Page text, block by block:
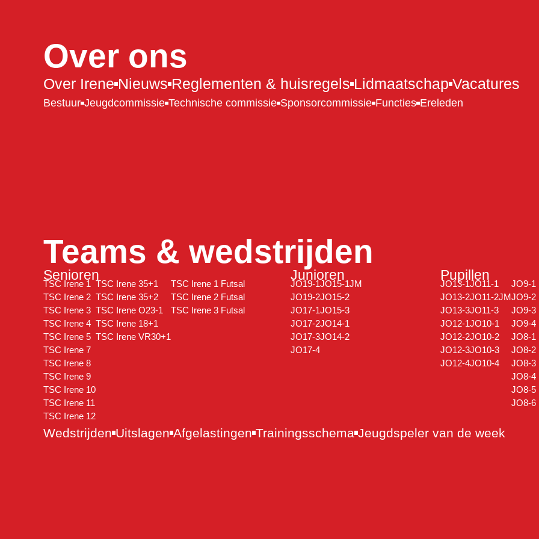
Over ons
Over Irene Nieuws Reglementen & huisregels Lidmaatschap Vacatures
Bestuur Jeugdcommissie Technische commissie Sponsorcommissie Functies Ereleden
Teams & wedstrijden
Senioren
TSC Irene 1
TSC Irene 2
TSC Irene 3
TSC Irene 4
TSC Irene 5
TSC Irene 7
TSC Irene 8
TSC Irene 9
TSC Irene 10
TSC Irene 11
TSC Irene 12
TSC Irene 35+1
TSC Irene 35+2
TSC Irene O23-1
TSC Irene 18+1
TSC Irene VR30+1
TSC Irene 1 Futsal
TSC Irene 2 Futsal
TSC Irene 3 Futsal
Junioren
JO19-1
JO19-2
JO17-1
JO17-2
JO17-3
JO17-4
JO15-1JM
JO15-2
JO15-3
JO14-1
JO14-2
Pupillen
JO13-1
JO13-2
JO13-3
JO12-1
JO12-2
JO12-3
JO12-4
JO11-1
JO11-2JM
JO11-3
JO10-1
JO10-2
JO10-3
JO10-4
JO9-1
JO9-2
JO9-3
JO9-4
JO8-1
JO8-2
JO8-3
JO8-4
JO8-5
JO8-6
Wedstrijden Uitslagen Afgelastingen Trainingsschema Jeugdspeler van de week